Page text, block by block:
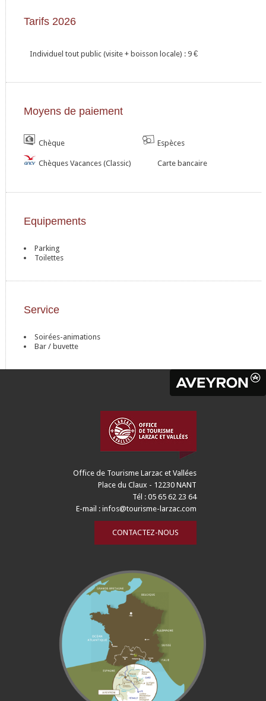
Tarifs 2026
Individuel tout public (visite + boisson locale) : 9 €
Moyens de paiement
Chèque Espèces
Chèques Vacances (Classic) Carte bancaire
Equipements
Parking
Toilettes
Service
Soirées-animations
Bar / buvette
Office de Tourisme Larzac et Vallées
Place du Claux - 12230 NANT
Tél : 05 65 62 23 64
E-mail :infos@tourisme-larzac.com
CONTACTEZ-NOUS